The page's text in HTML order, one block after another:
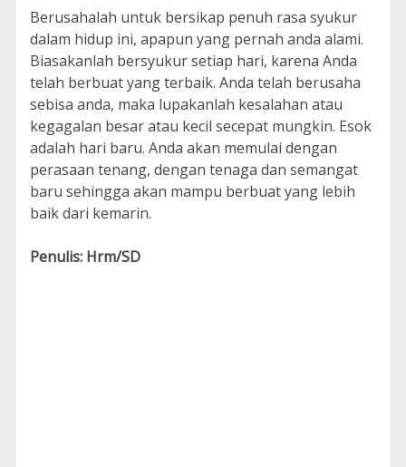
Berusahalah untuk bersikap penuh rasa syukur
dalam hidup ini, apapun yang pernah anda alami.
Biasakanlah bersyukur setiap hari, karena Anda
telah berbuat yang terbaik. Anda telah berusaha
sebisa anda, maka lupakanlah kesalahan atau
kegagalan besar atau kecil secepat mungkin. Esok
adalah hari baru. Anda akan memulai dengan
perasaan tenang, dengan tenaga dan semangat
baru sehingga akan mampu berbuat yang lebih
baik dari kemarin.
Penulis: Hrm/SD